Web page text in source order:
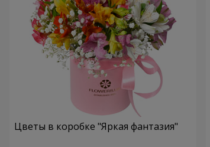
Цветы в коробке "Яркая фантазия"